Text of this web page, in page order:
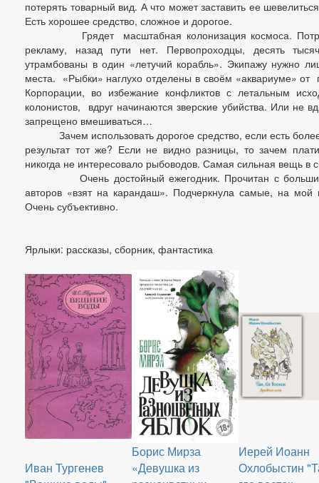
потерять товарный вид. А что может заставить ее
Есть хорошее средство, сложное и дорогое.
Грядет масштабная колонизация космоса.
рекламу, назад пути нет. Первопроходцы, десять
утрамбованы в один «летучий корабль». Экипажу нужно
места. «Рыбки» наглухо отделены в своём «аквариуме»
Корпорации, во избежание конфликтов с летальным
колонистов, вдруг начинаются зверские убийства. Или не
запрещено вмешиваться…
Зачем использовать дорогое средство, если есть
результат тот же? Если не видно разницы, то зачем
никогда не интересовало рыбоводов. Самая сильная вещь в
Очень достойный ежегодник. Прочитан с большим
авторов «взят на карандаш». Подчеркнула самые, на
Очень субъективно.
Ярлыки: рассказы, сборник, фантастика
Иван Тургенев
Борис Мирза
«Девушка из
Иерей Иоанн
Охлобыстин